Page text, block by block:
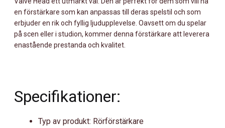
en förstärkare som kan anpassas till deras spelstil och som
erbjuder en rik och fyllig ljudupplevelse. Oavsett om du spelar
på scen eller i studion, kommer denna förstärkare att leverera
enastående prestanda och kvalitet.
Specifikationer:
Typ av produkt: Rörförstärkare